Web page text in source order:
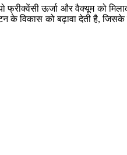
फ्रीक्वेंसी ऊर्जा और वैक्यूम को
विकास को बढ़ावा देती है, जिसके